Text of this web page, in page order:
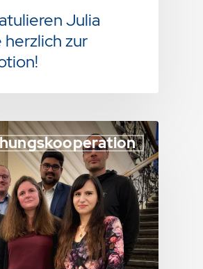
Julia
herzlich zur